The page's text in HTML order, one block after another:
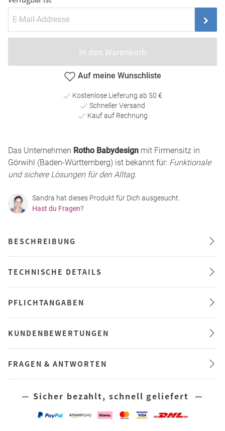
In den Warenkorb
Auf meine Wunschliste
Kostenlose Lieferung ab 50 €
Schneller Versand
Kauf auf Rechnung
Das Unternehmen Rotho Babydesign mit Firmensitz in
Görwihl (Baden-Württemberg) ist bekannt für: Funktionale
und sichere Lösungen für den Alltag.
Sandra hat dieses Produkt für Dich ausgesucht.
Hast du Fragen?
BESCHREIBUNG
TECHNISCHE DETAILS
PFLICHTANGABEN
KUNDENBEWERTUNGEN
FRAGEN & ANTWORTEN
— Sicher bezahlt, schnell geliefert —